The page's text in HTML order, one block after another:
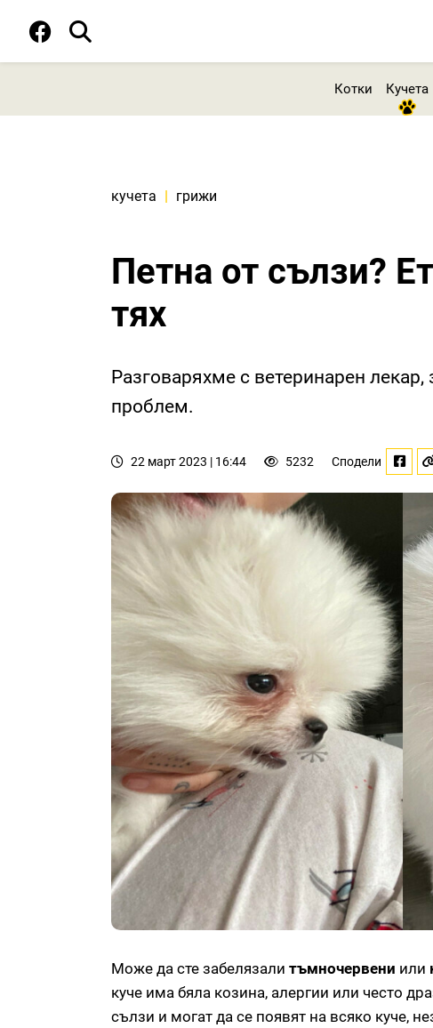
Котки Кучета
кучета | грижи
Петна от сълзи?
тях
Разговаряхме с ветеринарен
проблем.
22 март 2023 | 16:44 5232 Сподели
Може да сте забелязали тъмночервени или
куче има бяла козина, алергии или често
сълзи и могат да се появят на всяко куче,